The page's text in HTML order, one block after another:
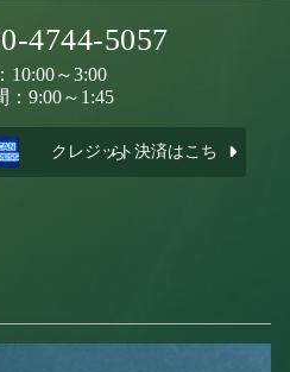
4744-5057
10:00～3:00
：9:00～1:45
クレジット決済はこちら